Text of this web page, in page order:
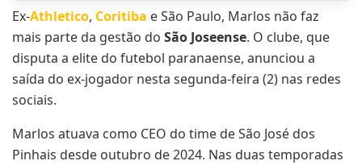
Ex-Athletico, Coritiba e São Paulo, Marlos não faz
mais parte da gestão do São Joseense. O clube, que
disputa a elite do futebol paranaense, anunciou a
saída do ex-jogador nesta segunda-feira (2) nas redes
sociais.
Marlos atuava como CEO do time de São José dos
Pinhais desde outubro de 2024. Nas duas temporadas